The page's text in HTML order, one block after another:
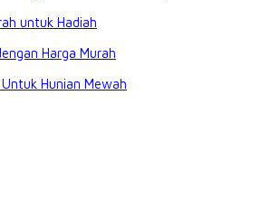
untuk Hadiah
Harga Murah
Hunian Mewah